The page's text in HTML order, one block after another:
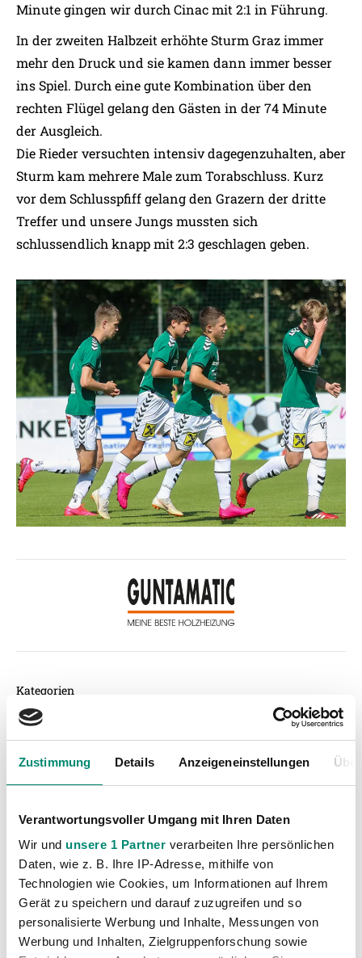
Zustimmung Details Anzeigeneinstellungen
Verantwortungsvoller Umgang mit Ihren Daten
Wir und unsere 1 Partner verarbeiten Ihre persönlichen
Daten, wie z. B. Ihre IP-Adresse, mithilfe von
Technologien wie Cookies, um Informationen auf Ihrem
Gerät zu speichern und darauf zuzugreifen und so
personalisierte Werbung und Inhalte, Messungen von
Werbung und Inhalten, Zielgruppenforschung sowie
Minute gingen wir durch Cinac mit 2:1 in Führung.
In der zweiten Halbzeit erhöhte Sturm Graz immer
mehr den Druck und sie kamen dann immer besser
ins Spiel. Durch eine gute Kombination über den
rechten Flügel gelang den Gästen in der 74 Minute
der Ausgleich.
Die Rieder versuchten intensiv dagegenzuhalten, aber
Sturm kam mehrere Male zum Torabschluss. Kurz
vor dem Schlusspfiff gelang den Grazern der dritte
Treffer und unsere Jungs mussten sich
schlussendlich knapp mit 2:3 geschlagen geben.
Kategorien
Akademie
(236)
Nachwuchs
Profis
(1315)
Ticketing
Unkategorisiert